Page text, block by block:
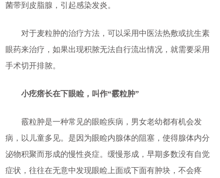
菌带到皮脂腺，引起感染发炎。
对于麦粒肿的治疗方法，可以采用中医法热敷或抗生素
眼药来治疗，如果出现积脓无法自行流出情况，就需要采用
手术切开排脓。
小疙瘩长在下眼睑，叫作“霰粒肿”
霰粒肿是一种常见的眼睑疾病，男女老幼都有机会发
病，以儿童多见。是因为眼睑内腺体的阻塞，使得腺体内分
泌物积聚而形成的慢性炎症。缓慢形成，早期多数没有自觉
症状，往往在无意中发现眼睑上面或下面有肿块，不会疼